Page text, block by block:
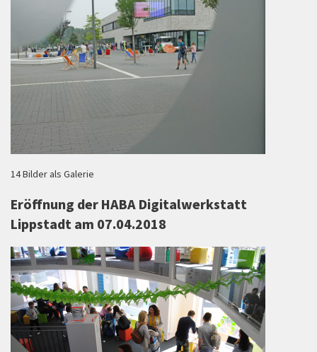
14 Bilder als Galerie
Eröffnung der HABA Digitalwerkstatt
Lippstadt am 07.04.2018